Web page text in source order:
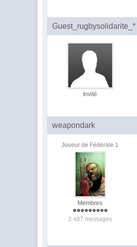
Guest_rugbysolidarite_*
Invité
weapondark
Joueur de Fédérale 1
Membres
2 487 messages